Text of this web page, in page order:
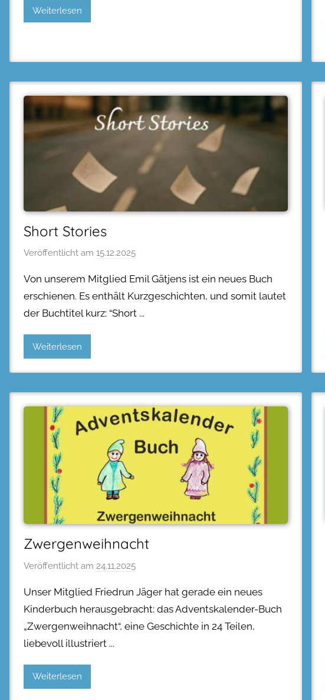
Weiterlesen
Short Stories
Veröffentlicht am 15.12.2025
Von unserem Mitglied Emil Gätjens ist ein neues Buch
erschienen. Es enthält Kurzgeschichten, und somit lautet
der Buchtitel kurz: “Short
Weiterlesen
Zwergenweihnacht
Veröffentlicht am 24.11.2025
Unser Mitglied Friedrun Jäger hat gerade ein neues
Kinderbuch herausgebracht: das Adventskalender-Buch
„Zwergenweihnacht“, eine Geschichte in 24 Teilen,
liebevoll illustriert
Weiterlesen